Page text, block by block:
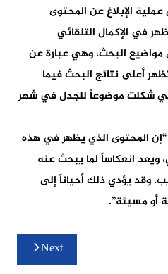
الإبلاغ عن المحتوى
في الإكمال التلقائي
البحث، وهي عبارة عن
أعلى نتائج البحث فيما
شكلت موضوعاً للجدل في شهر
المحتوى الذي يظهر في هذه
ويعد انعكاساً لما يبحث عنه
وقد يؤدي ذلك أحياناً إلى
أو مسيئة”.
Next